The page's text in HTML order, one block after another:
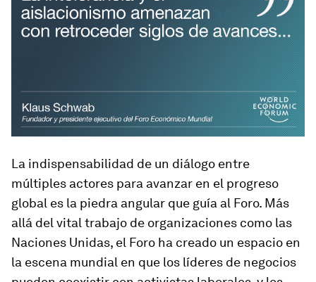
La indispensabilidad de un diálogo entre
múltiples actores para avanzar en el progreso
global es la piedra angular que guía al Foro. Más
allá del vital trabajo de organizaciones como las
Naciones Unidas, el Foro ha creado un espacio en
la escena mundial en que los líderes de negocios